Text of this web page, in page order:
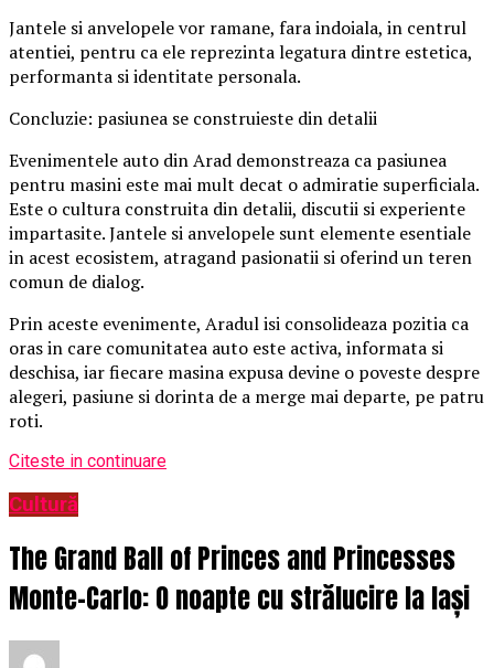
Jantele si anvelopele vor ramane, fara indoiala, in centrul
atentiei, pentru ca ele reprezinta legatura dintre estetica,
performanta si identitate personala.
Concluzie: pasiunea se construieste din detalii
Evenimentele auto din Arad demonstreaza ca pasiunea
pentru masini este mai mult decat o admiratie superficiala.
Este o cultura construita din detalii, discutii si experiente
impartasite. Jantele si anvelopele sunt elemente esentiale
in acest ecosistem, atragand pasionatii si oferind un teren
comun de dialog.
Prin aceste evenimente, Aradul isi consolideaza pozitia ca
oras in care comunitatea auto este activa, informata si
deschisa, iar fiecare masina expusa devine o poveste despre
alegeri, pasiune si dorinta de a merge mai departe, pe patru
roti.
Citeste in continuare
Cultură
The Grand Ball of Princes and Princesses
Monte-Carlo: O noapte cu strălucire la Iași